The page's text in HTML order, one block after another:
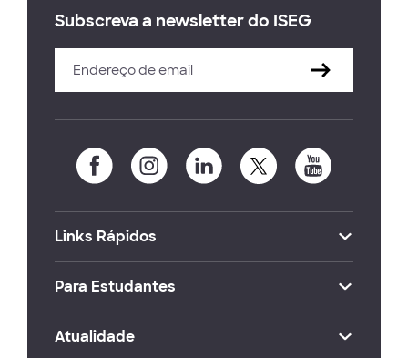
Subscreva a newsletter do ISEG
Links Rápidos
Para Estudantes
Atualidade